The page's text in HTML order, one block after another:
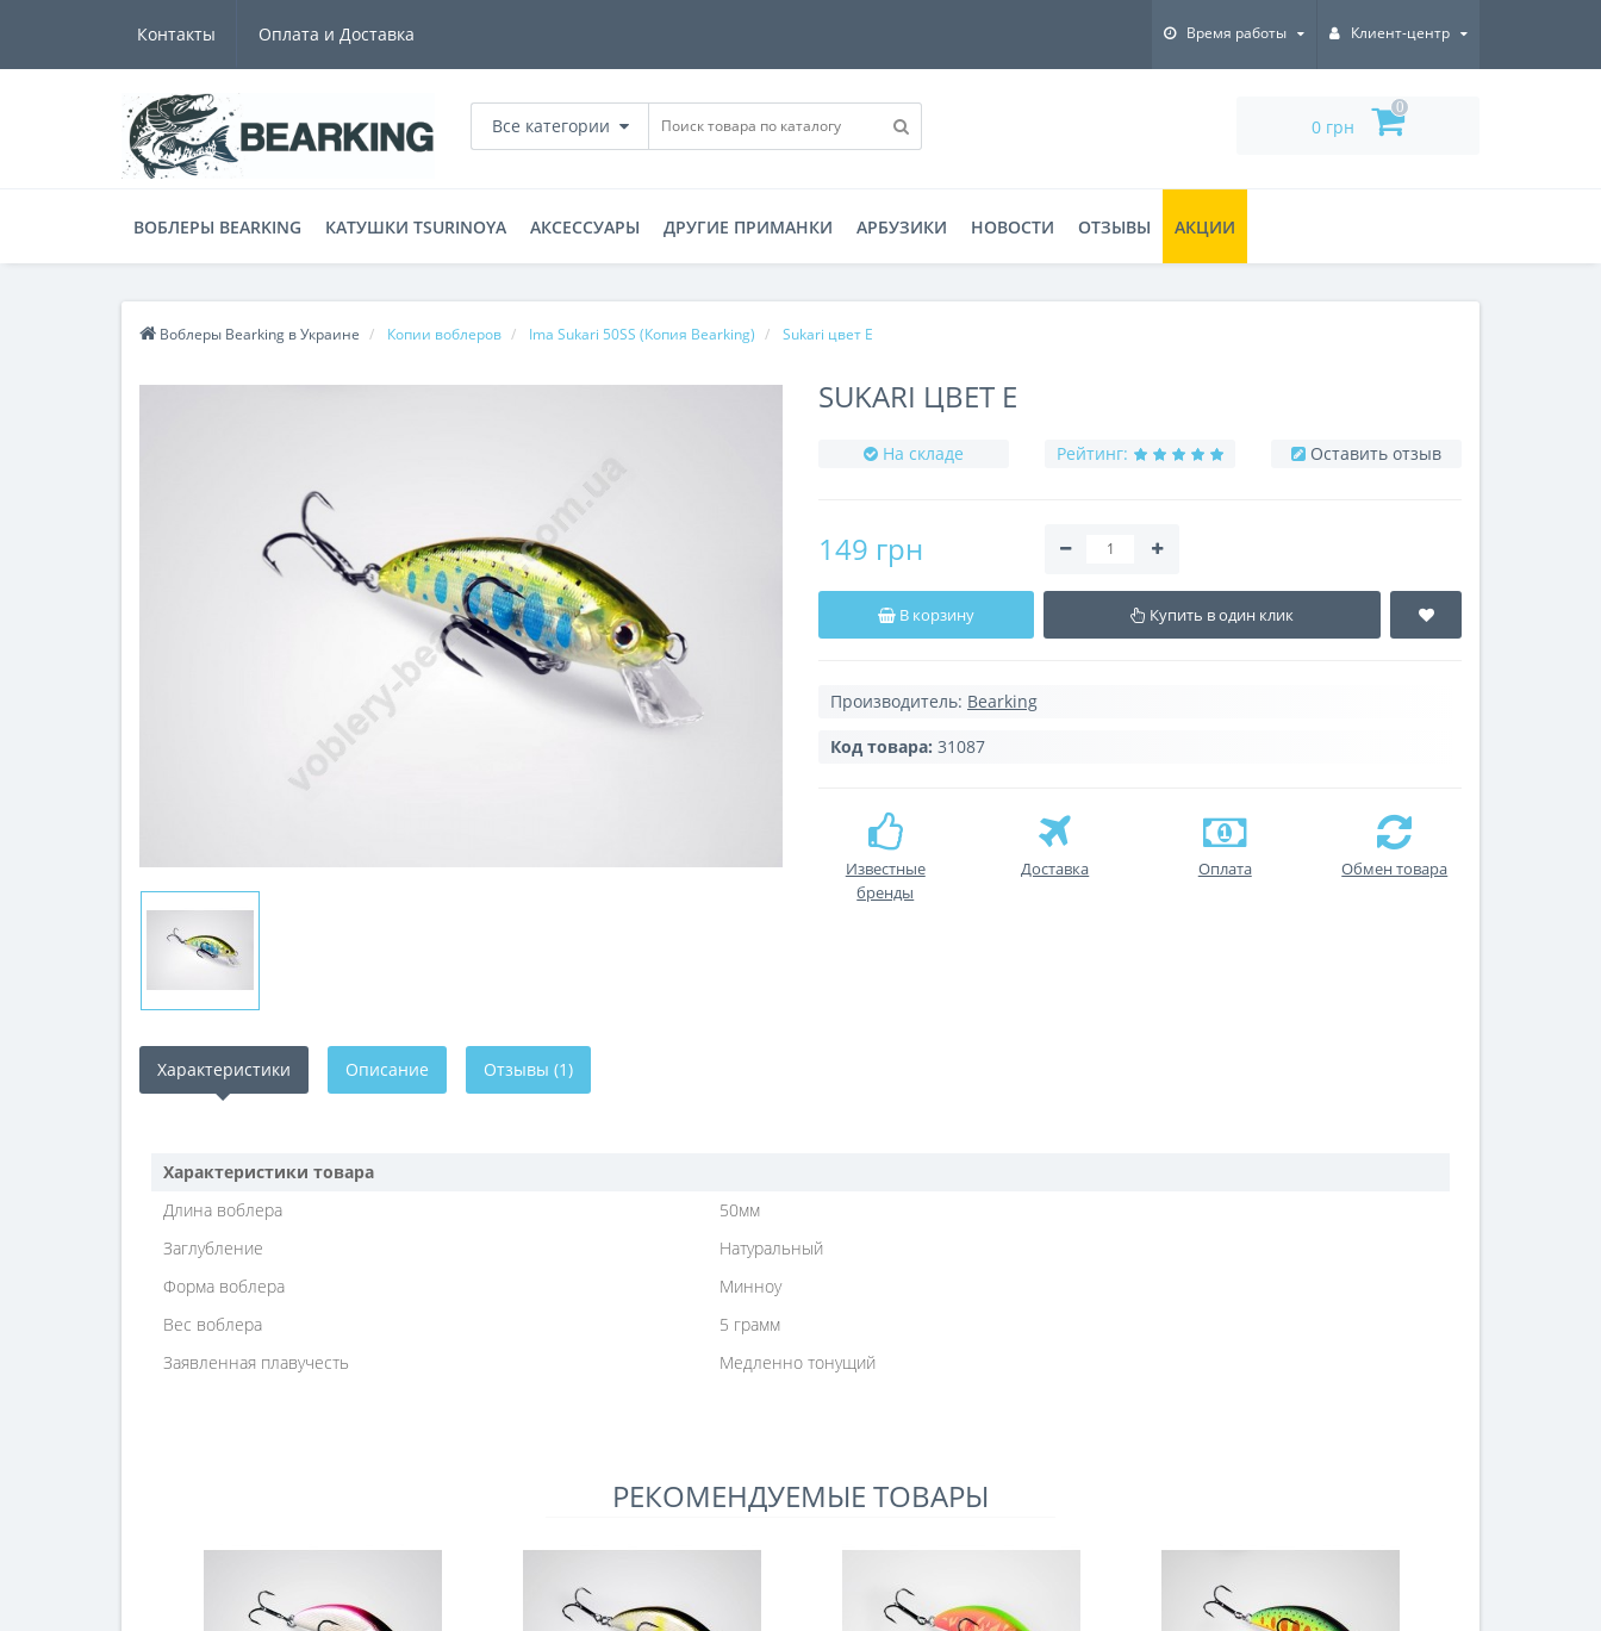
Контакты Оплата и Доставка Время работы Клиент-центр
Все категории 0 грн
0
ВОБЛЕРЫ BEARKING КАТУШКИ TSURINOYA АКСЕССУАРЫ ДРУГИЕ ПРИМАНКИ АРБУЗИКИ НОВОСТИ ОТЗЫВЫ АКЦИИ
Воблеры Bearking в Украине Копии воблеров Ima Sukari 50SS (Копия Bearking) Sukari цвет E
SUKARI ЦВЕТ E
На складе Рейтинг: Оставить отзыв
149 грн
В корзину Купить в один клик
Производитель: Bearking
Код товара: 31087
Известные
бренды
Доставка Оплата Обмен товара
Характеристики Описание Отзывы (1)
Характеристики товара
Длина воблера
50мм
Заглубление
Натуральный
Форма воблера
Минноу
Вес воблера
5 грамм
Заявленная плавучесть
Медленно тонущий
РЕКОМЕНДУЕМЫЕ ТОВАРЫ